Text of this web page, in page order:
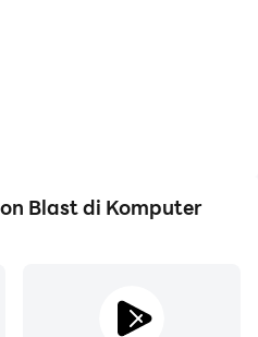
Blast di Komputer